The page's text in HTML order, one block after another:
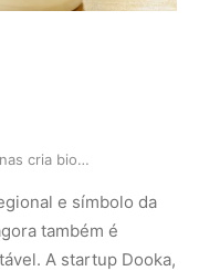
Startup do Amazonas cria bioembalagens feitas d…
e símbolo da
também é
A startup Dooka,